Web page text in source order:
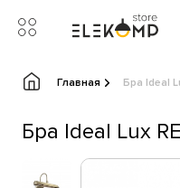
Главная Бра Ideal
Бра Ideal Lux